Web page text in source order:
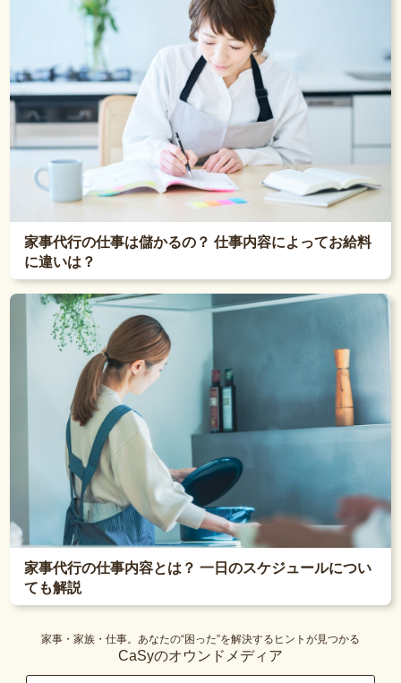
家事代行の仕事は儲かるの？ 仕事内容によってお給料
に違いは？
家事代行の仕事内容とは？ 一日のスケジュールについ
ても解説
家事・家族・仕事。あなたの“困った”を解決するヒントが見つかる
CaSyのオウンドメディア